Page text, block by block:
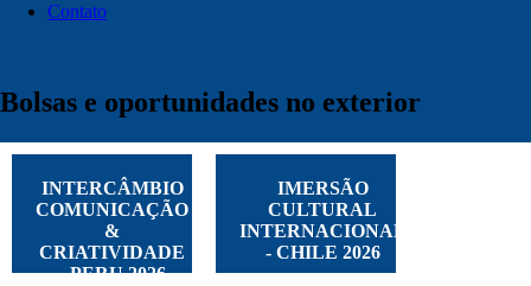
Contato
Bolsas e oportunidades no exterior
INTERCÂMBIO
COMUNICAÇÃO
&
CRIATIVIDADE
- PERU 2026
IMERSÃO
CULTURAL
INTERNACIONAL
- CHILE 2026